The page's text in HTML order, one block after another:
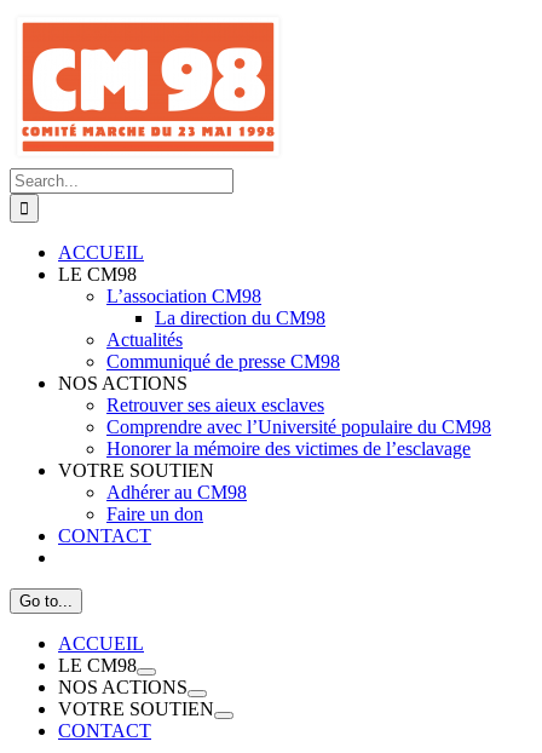
Skip
content
Search
for:
ACCUEIL
LE CM98
L’association CM98
La direction du CM98
Actualités
Communiqué de presse CM98
NOS ACTIONS
Retrouver ses aieux esclaves
Comprendre avec l’Université populaire du CM98
Honorer la mémoire des victimes de l’esclavage
VOTRE SOUTIEN
Adhérer au CM98
Faire un don
CONTACT
Go to...
ACCUEIL
LE CM98
NOS ACTIONS
VOTRE SOUTIEN
CONTACT